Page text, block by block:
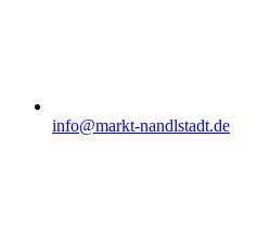
info@markt-nandlstadt.de